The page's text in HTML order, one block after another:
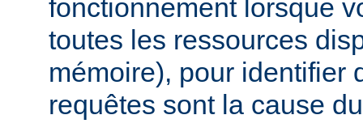
fonctionnement lorsque
toutes les ressources
mémoire), pour identifier
requêtes sont la cause